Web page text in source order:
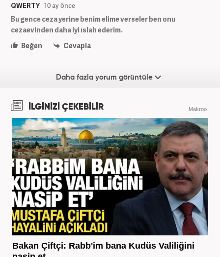
QWERTY 10 ay önce
Bu gence ceza yerine benim elime verseler ben onu
cezaevinden daha iyi ıslah ederim.
Beğen
Cevapla
Daha fazla yorum görüntüle
İLGİNİZİ ÇEKEBİLİR Makroo
Bakan Çiftçi: Rabb'im bana Kudüs Valiliğini